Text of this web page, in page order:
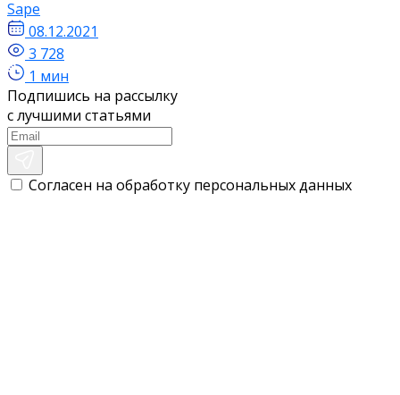
Sape
08.12.2021
3 728
1 мин
Подпишись на рассылку
с лучшими статьями
Согласен на обработку персональных данных